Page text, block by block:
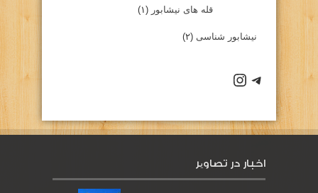
قله های نیشابور (۱)
نیشابور شناسی (۲)
كانال تلگرام باشگاه
صفحه اينستاگرام باشگاه
اخبار در تصاویر